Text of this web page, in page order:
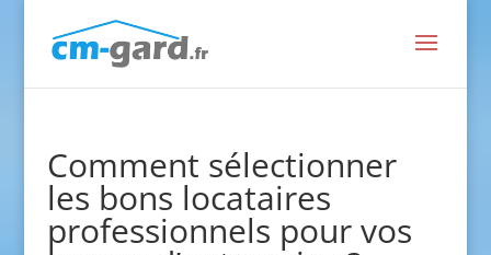
Comment sélectionner
les bons locataires
professionnels pour vos